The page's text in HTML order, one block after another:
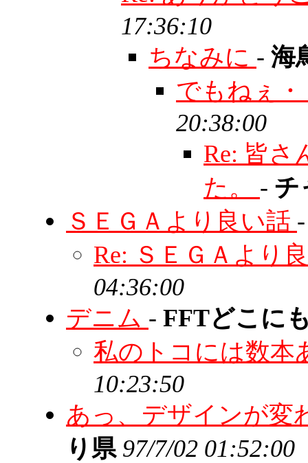
17:36:10
ちなみに - 海
でもねぇ
20:38:00
Re: 皆さ
た。 - チ
ＳＥＧＡより良い話
Re: ＳＥＧＡより
04:36:00
デニム - FFTどこに
私のトコには数
10:23:50
あっ、デザインが変
り県 97/7/02 01:52:00